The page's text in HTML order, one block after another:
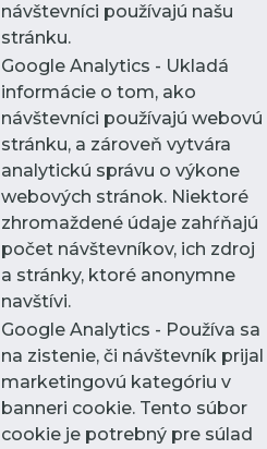
návštevníci používajú našu
stránku.
Google Analytics - Ukladá
informácie o tom, ako
návštevníci používajú webovú
stránku, a zároveň vytvára
analytickú správu o výkone
webových stránok. Niektoré
zhromaždené údaje zahŕňajú
počet návštevníkov, ich zdroj
a stránky, ktoré anonymne
navštívi.
Google Analytics - Používa sa
na zistenie, či návštevník prijal
marketingovú kategóriu v
banneri cookie. Tento súbor
cookie je potrebný pre súlad